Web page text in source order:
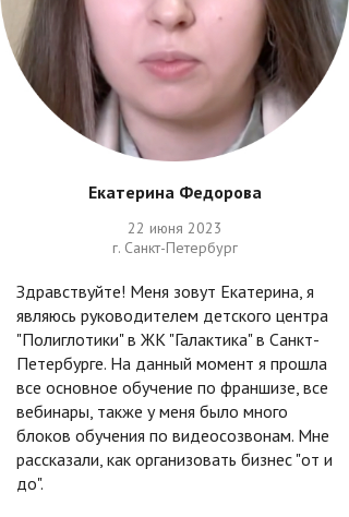
Екатерина Федорова
22 июня 2023
г. Санкт-Петербург
Здравствуйте! Меня зовут Екатерина, я
являюсь руководителем детского центра
"Полиглотики" в ЖК "Галактика" в Санкт-
Петербурге. На данный момент я прошла
все основное обучение по франшизе, все
вебинары, также у меня было много
блоков обучения по видеосозвонам. Мне
рассказали, как организовать бизнес "от и
до".